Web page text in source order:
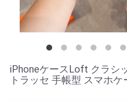
iPhoneケースLoft クラシ
トラッセ 手帳型 スマホケ